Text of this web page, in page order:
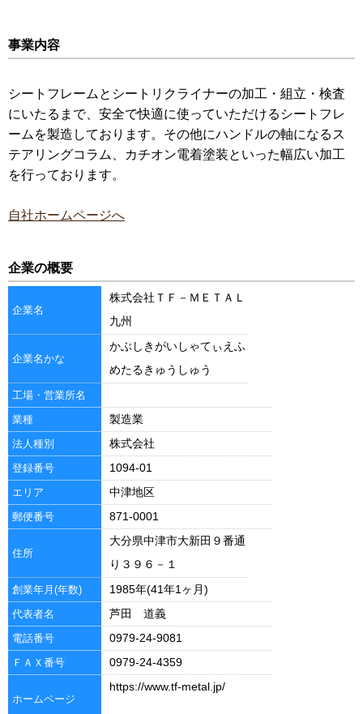
事業内容
シートフレームとシートリクライナーの加工・組立・検査
にいたるまで、安全で快適に使っていただけるシートフレ
ームを製造しております。その他にハンドルの軸になるス
テアリングコラム、カチオン電着塗装といった幅広い加工
を行っております。
自社ホームページへ
企業の概要
企業名
株式会社ＴＦ－ＭＥＴＡＬ
九州
企業名かな
かぶしきがいしゃてぃえふ
めたるきゅうしゅう
工場・営業所名
業種
製造業
法人種別 株式会社
登録番号 1094-01
エリア 中津地区
郵便番号 871-0001
住所
大分県中津市大新田９番通
り３９６－１
創業年月(年数) 1985年(41年1ヶ月)
代表者名 芦田 道義
電話番号 0979-24-9081
ＦＡＸ番号 0979-24-4359
ホームページ
https://www.tf-metal.jp/